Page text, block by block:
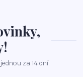
za 14 dní.